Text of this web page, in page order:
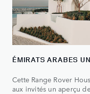
ÉMIRATS ARABES
Cette Range Rover
aux invités un aperçu